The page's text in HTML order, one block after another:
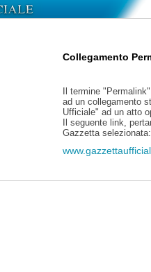
Collegamento
Il termine
ad un collegamento
Ufficiale" ad un atto
Il seguente link,
Gazzetta selezionata: